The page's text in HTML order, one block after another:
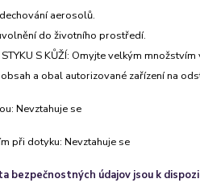
aerosolů.
do životního prostředí.
S KŮŽÍ: Omyjte velkým množstvím
a obal autorizované zařízení na
Nevztahuje se
při dotyku: Nevztahuje se
bezpečnostných údajov jsou k